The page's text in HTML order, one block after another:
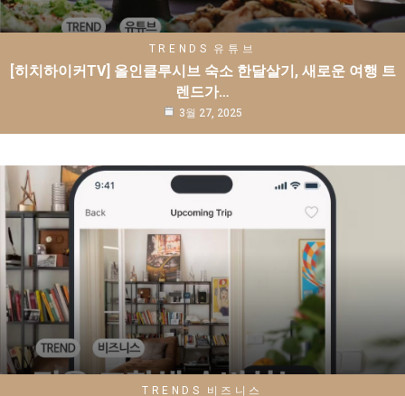
TRENDS 유튜브
[히치하이커TV] 올인클루시브 숙소 한달살기, 새로운 여행 트
렌드가…
3월 27, 2025
TRENDS 비즈니스